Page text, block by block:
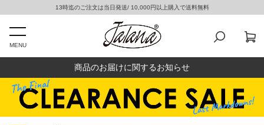
13時迄のご注文は当日発送/ 10,000円以上購入で送料無料
MENU
商品のお届けに関するお知らせ